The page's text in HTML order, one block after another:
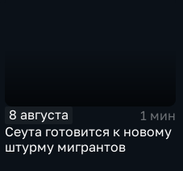
8 августа
1 мин
Сеута готовится к новому
штурму мигрантов